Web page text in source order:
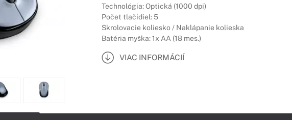
Technológia: Optická (1000 dpi)
Počet tlačidiel: 5
Skrolovacie koliesko / Naklápanie kolieska
Batéria myška: 1x AA (18 mes.)
VIAC INFORMÁCIÍ